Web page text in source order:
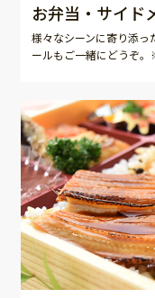
お弁当・サイド
様々なシーンに寄り添
ールもご一緒にどうぞ。